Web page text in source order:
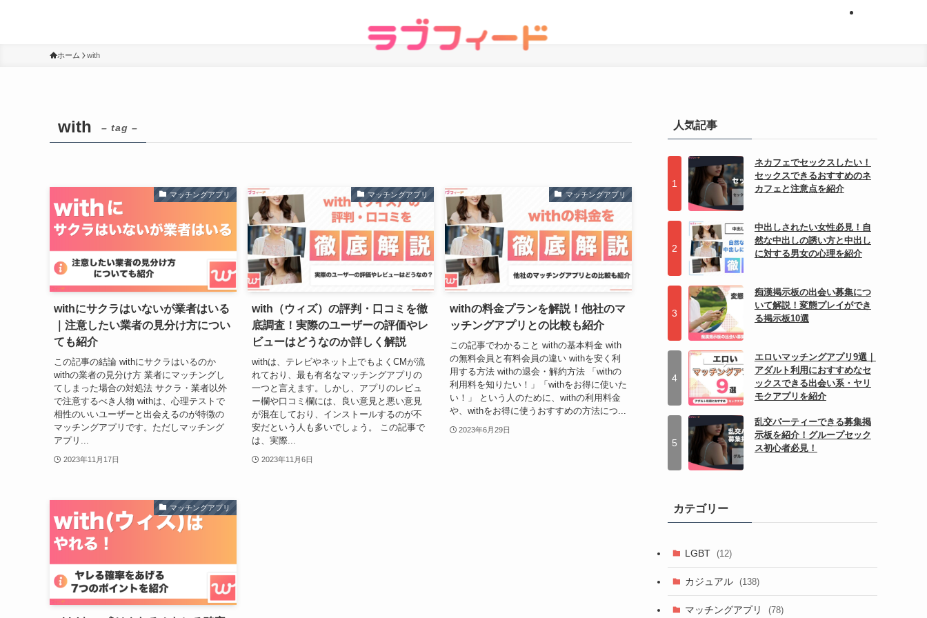
ホーム with
with – tag –
マッチングアプリ
withにサクラはいないが業者はいる
｜注意したい業者の見分け方につい
ても紹介
この記事の結論 withにサクラはいるのか
withの業者の見分け方 業者にマッチングし
てしまった場合の対処法 サクラ・業者以外
で注意するべき人物 withは、心理テストで
相性のいいユーザーと出会えるのが特徴の
マッチングアプリです。ただしマッチング
アプリ...
2023年11月17日
マッチングアプリ
with（ウィズ）の評判・口コミを徹
底調査！実際のユーザーの評価やレ
ビューはどうなのか詳しく解説
withは、テレビやネット上でもよくCMが流
れており、最も有名なマッチングアプリの
一つと言えます。しかし、アプリのレビュ
ー欄や口コミ欄には、良い意見と悪い意見
が混在しており、インストールするのが不
安だという人も多いでしょう。 この記事で
は、実際...
2023年11月6日
マッチングアプリ
withの料金プランを解説！他社のマ
ッチングアプリとの比較も紹介
この記事でわかること withの基本料金 with
の無料会員と有料会員の違い withを安く利
用する方法 withの退会・解約方法 「withの
利用料を知りたい！」「withをお得に使いた
い！」 という人のために、withの利用料金
や、withをお得に使うおすすめの方法につ...
2023年6月29日
マッチングアプリ
人気記事
ネカフェでセックスしたい！
セックスできるおすすめのネ
カフェと注意点を紹介
中出しされたい女性必見！自
然な中出しの誘い方と中出し
に対する男女の心理を紹介
痴漢掲示板の出会い募集につ
いて解説！変態プレイができ
る掲示板10選
エロいマッチングアプリ9選｜
アダルト利用におすすめなセ
ックスできる出会い系・ヤリ
モクアプリを紹介
乱交パーティーできる募集掲
示板を紹介！グループセック
ス初心者必見！
カテゴリー
LGBT (12)
カジュアル (138)
マッチングアプリ (78)